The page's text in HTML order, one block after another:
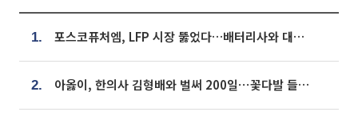
1. 포스코퓨처엠, LFP 시장 뚫었다…배터리사와 대규모 장기 공급 합의
2. 아옳이, 한의사 김형배와 벌써 200일⋯꽃다발 들고 "프러포즈 아냐"